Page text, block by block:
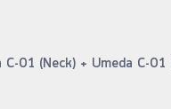
01 (Neck) + Umeda C-